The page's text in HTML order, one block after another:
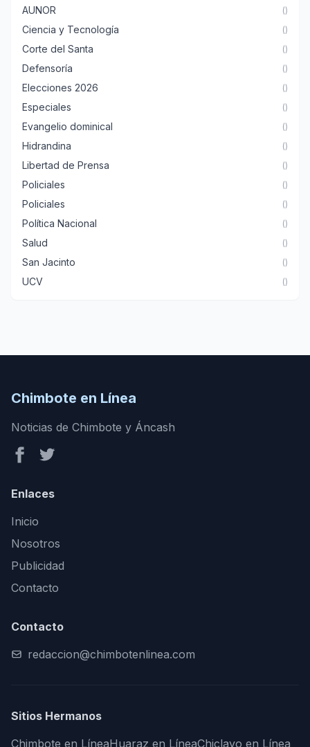
AUNOR ()
Ciencia y Tecnología ()
Corte del Santa ()
Defensoría ()
Elecciones 2026 ()
Especiales ()
Evangelio dominical ()
Hidrandina ()
Libertad de Prensa ()
Policiales ()
Policiales ()
Política Nacional ()
Salud ()
San Jacinto ()
UCV ()
Chimbote en Línea
Noticias de Chimbote y Áncash
Enlaces
Inicio
Nosotros
Publicidad
Contacto
Contacto
redaccion@chimbotenlinea.com
Sitios Hermanos
Chimbote en LíneaHuaraz en LíneaChiclayo en Línea